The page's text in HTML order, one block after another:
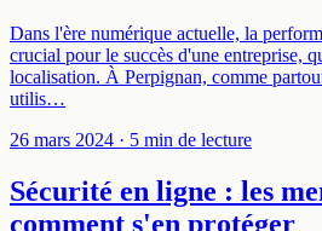
Dans l'ère numérique actuelle, la
crucial pour le succès d'une entreprise,
localisation. À Perpignan, comme
utilis…
26 mars 2024 · 5 min de lecture
Sécurité en ligne : les
comment s'en protéger